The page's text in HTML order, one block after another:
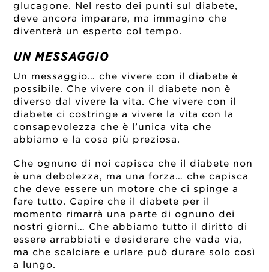
glucagone. Nel resto dei punti sul diabete,
deve ancora imparare, ma immagino che
diventerà un esperto col tempo.
UN MESSAGGIO
Un messaggio… che vivere con il diabete è
possibile. Che vivere con il diabete non è
diverso dal vivere la vita. Che vivere con il
diabete ci costringe a vivere la vita con la
consapevolezza che è l’unica vita che
abbiamo e la cosa più preziosa.
Che ognuno di noi capisca che il diabete non
è una debolezza, ma una forza… che capisca
che deve essere un motore che ci spinge a
fare tutto. Capire che il diabete per il
momento rimarrà una parte di ognuno dei
nostri giorni… Che abbiamo tutto il diritto di
essere arrabbiati e desiderare che vada via,
ma che scalciare e urlare può durare solo così
a lungo.